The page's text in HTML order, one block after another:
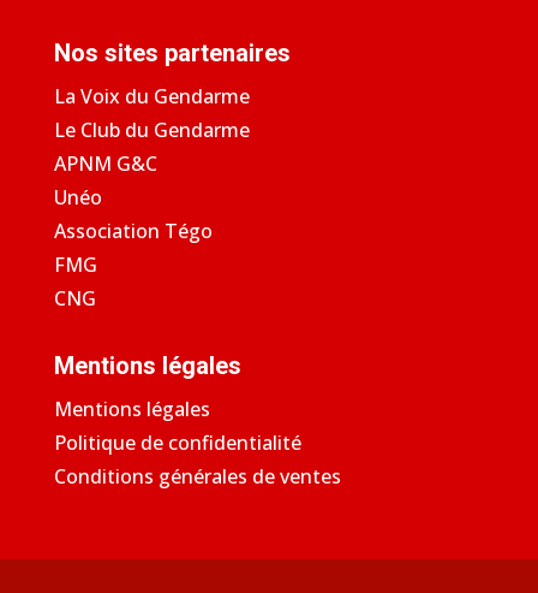
Nos sites partenaires
La Voix du Gendarme
Le Club du Gendarme
APNM G&C
Unéo
Association Tégo
FMG
CNG
Mentions légales
Mentions légales
Politique de confidentialité
Conditions générales de ventes